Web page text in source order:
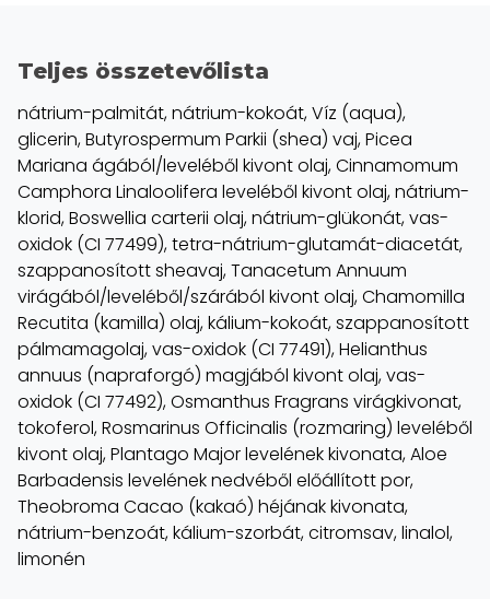
Teljes összetevőlista
nátrium-palmitát, nátrium-kokoát, Víz (aqua),
glicerin, Butyrospermum Parkii (shea) vaj, Picea
Mariana ágából/leveléből kivont olaj, Cinnamomum
Camphora Linaloolifera leveléből kivont olaj, nátrium-
klorid, Boswellia carterii olaj, nátrium-glükonát, vas-
oxidok (CI 77499), tetra-nátrium-glutamát-diacetát,
szappanosított sheavaj, Tanacetum Annuum
virágából/leveléből/szárából kivont olaj, Chamomilla
Recutita (kamilla) olaj, kálium-kokoát, szappanosított
pálmamagolaj, vas-oxidok (CI 77491), Helianthus
annuus (napraforgó) magjából kivont olaj, vas-
oxidok (CI 77492), Osmanthus Fragrans virágkivonat,
tokoferol, Rosmarinus Officinalis (rozmaring) leveléből
kivont olaj, Plantago Major levelének kivonata, Aloe
Barbadensis levelének nedvéből előállított por,
Theobroma Cacao (kakaó) héjának kivonata,
nátrium-benzoát, kálium-szorbát, citromsav, linalol,
limonén